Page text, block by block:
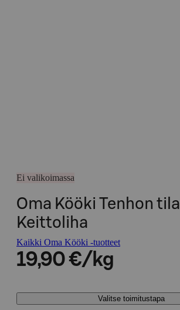
Ei valikoimassa
Oma Kööki Tenhon tila
Keittoliha
Kaikki Oma Kööki -tuotteet
19,90 €/kg
Valitse toimitustapa